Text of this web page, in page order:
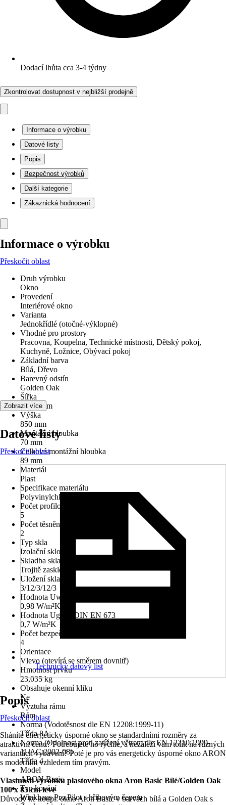
Dodací lhůta cca 3-4 týdny
Zkontrolovat dostupnost v nejbližší prodejně
Informace o výrobku
Datové listy
Popis
Bezpečnost výrobků
Další kategorie
Zákaznická hodnocení
Informace o výrobku
Přeskočit oblast
Druh výrobku
Okno
Provedení
Interiérové okno
Varianta
Jednokřídlé (otočné-výklopné)
Vhodné pro prostory
Pracovna, Koupelna, Technické místnosti, Dětský pokoj,
Kuchyně, Ložnice, Obývací pokoj
Základní barva
Bílá, Dřevo
Barevný odstín
Golden Oak
Šířka
1 000 mm
Výška
850 mm
Montážní hloubka
70 mm
Celková montážní hloubka
89 mm
Materiál
Plast
Specifikace materiálu
Polyvinylchlorid (PVC)
Počet profilových komor
5
Počet těsnění
2
Typ skla
Izolační sklo
Skladba skla
Trojitě zasklené
Uložení skla
3/12/3/12/3
Hodnota Uw dle DIN EN 10077
0,98 W/m²K
Hodnota Ug dle DIN EN 673
0,7 W/m²K
Počet bezpečnostních kotevních plechů
4
Orientace
Vlevo (otevírá se směrem dovnitř)
Hmotnost prvku
23,035 kg
Obsahuje okenní kliku
Ne
Výztuha rámu
Rám
Norma (Vodotěsnost dle EN 12208:1999-11)
Třída 8A
Norma (Odolnost proti zatížení větrem dle EN 12210:1999-
11/AC:2002-08)
Třída 4
Model
ARON Basic
Typ kování
Winkhaus Pro Pilot s hřibovým čepem
Zobrazit více
Datové listy
Přeskočit oblast
Technický datový list
Popis
Přeskočit oblast
Sháníte energeticky úsporné okno se standardními rozměry za
atraktivní cenu? Potřebujete ho rychle, a nezáleží vám tolik na různých
variantách vybavení? Poté je pro vás energeticky úsporné okno ARON
s moderním vzhledem tím pravým.
Vlastnosti výrobku plastového okna Aron Basic Bílé/Golden Oak
100 x 85 cm levé
Důvody ke koupi: okno Aron Basic v barvách bílá a Golden Oak s